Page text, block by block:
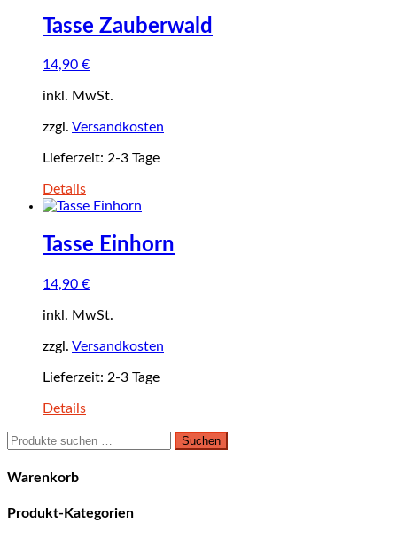
Tasse Zauberwald
14,90 €
inkl. MwSt.
zzgl. Versandkosten
Lieferzeit: 2-3 Tage
Details
Tasse Einhorn
14,90 €
inkl. MwSt.
zzgl. Versandkosten
Lieferzeit: 2-3 Tage
Details
Suchen
Suchen
Warenkorb
Produkt-Kategorien